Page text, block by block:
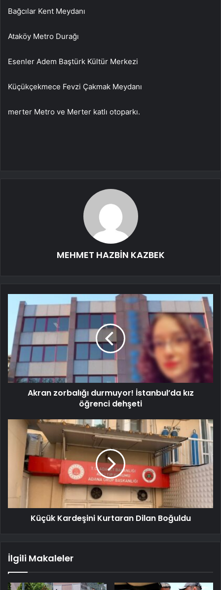
Bağcılar Kent Meydanı
Ataköy Metro Durağı
Esenler Adem Baştürk Kültür Merkezi
Küçükçekmece Fevzi Çakmak Meydanı
merter Metro ve Merter katlı otoparkı.
MEHMET HAZBİN KAZBEK
Akran zorbalığı durmuyor! İstanbul’da kız
öğrenci dehşeti
Küçük Kardeşini Kurtaran Dilan Boğuldu
İlgili Makaleler